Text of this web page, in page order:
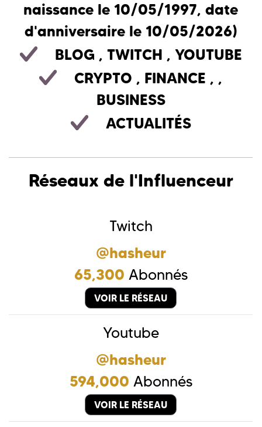
naissance le 10/05/1997, date
d'anniversaire le 10/05/2026)
BLOG , TWITCH , YOUTUBE
CRYPTO , FINANCE , ,
BUSINESS
ACTUALITÉS
Réseaux de l'Influenceur
Twitch
@hasheur
65,300 Abonnés
VOIR LE RÉSEAU
Youtube
@hasheur
594,000 Abonnés
VOIR LE RÉSEAU